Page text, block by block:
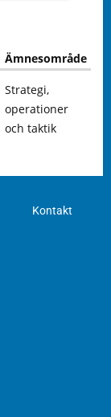
Ämnesområde
Strategi,
operationer
och taktik
Kontakt